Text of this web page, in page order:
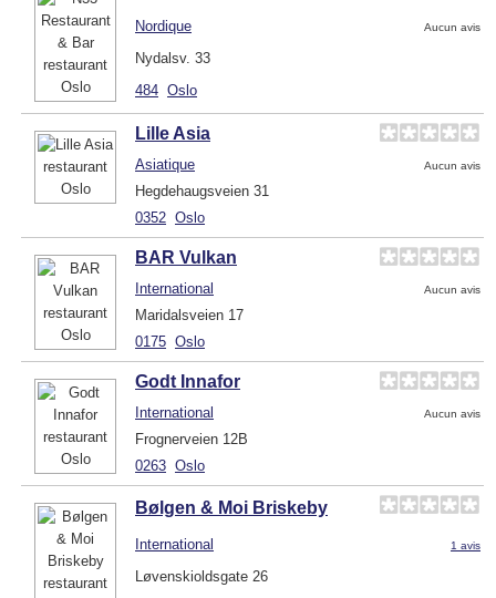
Nordique Aucun avis
Nydalsv. 33
484 Oslo
Lille Asia
Asiatique Aucun avis
Hegdehaugsveien 31
0352 Oslo
BAR Vulkan
International Aucun avis
Maridalsveien 17
0175 Oslo
Godt Innafor
International Aucun avis
Frognerveien 12B
0263 Oslo
Bølgen & Moi Briskeby
International 1 avis
Løvenskioldsgate 26